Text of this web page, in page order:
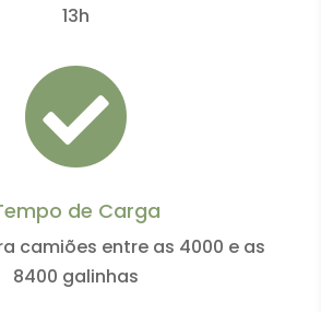
13h

de Carga
camiões entre as 4000 e as
8400 galinhas